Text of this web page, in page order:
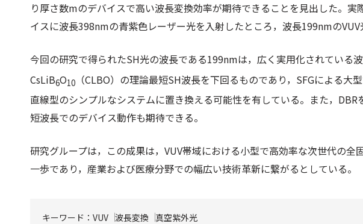
り厚さ数mのデバイスで高い波長変換効率が期待できることを見出した。実
イスに波長398nmの青紫色レーザー光を入射したところ，波長199nmのVUV
今回の研究で得られたSH光の波長である199nmは，広く実用化されている
CsLiB6O10 （CLBO）の理論最短SH波長を下回るものであり，SFGによる大
直線型のシンプルなシステムに置き換える可能性を有している。また，
短波長でのデバイス動作も期待できる。
研究グループは，この成果は，VUV帯域における小型で高効率な次世代の全
一歩であり，産業および医療分野での幅広い技術革新に繋がるとしている。
キーワード： VUV 波長変換 真空紫外光